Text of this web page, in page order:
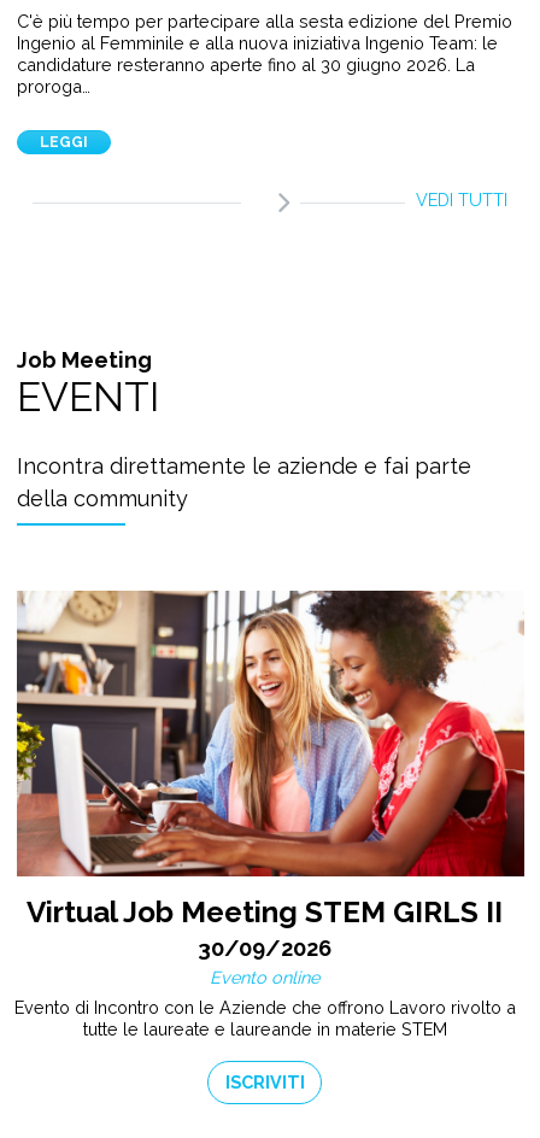
C'è più tempo per partecipare alla sesta edizione del Premio
Ingenio al Femminile e alla nuova iniziativa Ingenio Team: le
candidature resteranno aperte fino al 30 giugno 2026. La
proroga…
LEGGI
VEDI TUTTI
Job Meeting
EVENTI
Incontra direttamente le aziende e fai parte
della community
Virtual Job Meeting STEM GIRLS II
30/09/2026
Evento online
Evento di Incontro con le Aziende che offrono Lavoro rivolto a
tutte le laureate e laureande in materie STEM
ISCRIVITI